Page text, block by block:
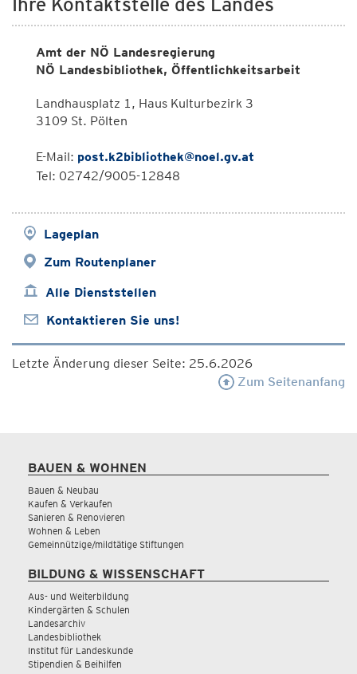
Amt der NÖ Landesregierung
NÖ Landesbibliothek, Öffentlichkeitsarbeit
Landhausplatz 1, Haus Kulturbezirk 3
3109 St. Pölten
E-Mail: post.k2bibliothek@noel.gv.at
Tel: 02742/9005-12848
Lageplan
Zum Routenplaner
Alle Dienststellen
Kontaktieren Sie uns!
Letzte Änderung dieser Seite: 25.6.2026
Zum Seitenanfang
BAUEN & WOHNEN
Bauen & Neubau
Kaufen & Verkaufen
Sanieren & Renovieren
Wohnen & Leben
Gemeinnützige/mildtätige Stiftungen
BILDUNG & WISSENSCHAFT
Aus- und Weiterbildung
Kindergärten & Schulen
Landesarchiv
Landesbibliothek
Institut für Landeskunde
Stipendien & Beihilfen